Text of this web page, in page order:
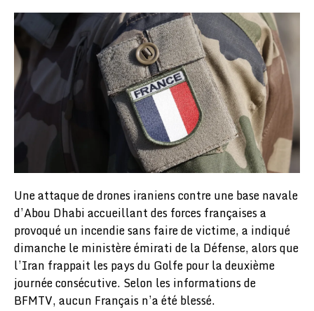
Une attaque de drones iraniens contre une base navale
d’Abou Dhabi accueillant des forces françaises a
provoqué un incendie sans faire de victime, a indiqué
dimanche le ministère émirati de la Défense, alors que
l’Iran frappait les pays du Golfe pour la deuxième
journée consécutive. Selon les informations de
BFMTV, aucun Français n’a été blessé.